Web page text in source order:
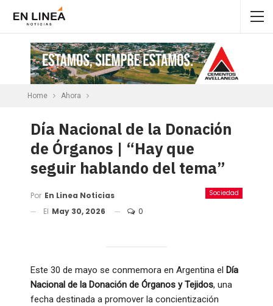
Home Ahora
Día Nacional de la Donación
de Órganos | “Hay que
seguir hablando del tema”
Sociedad
Por En Linea Noticias
El May 30, 2026 0
Este 30 de mayo se conmemora en Argentina el Día
Nacional de la Donación de Órganos y Tejidos, una
fecha destinada a promover la concientización